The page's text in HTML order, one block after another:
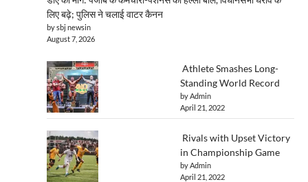
लिए बढ़े; पुलिस ने चलाई वाटर कैनन
by sbj newsin
August 7, 2026
Athlete Smashes Long-
Standing World Record
by Admin
April 21, 2022
Rivals with Upset Victory
in Championship Game
by Admin
April 21, 2022